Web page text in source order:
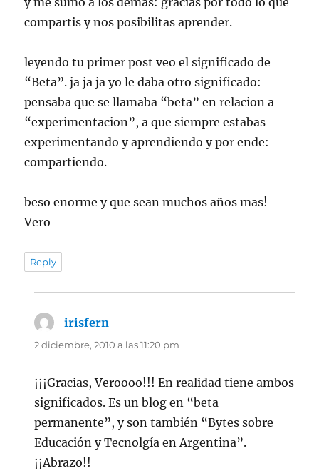
compartis y nos posibilitas aprender.
leyendo tu primer post veo el significado de
“Beta”. ja ja ja yo le daba otro significado:
pensaba que se llamaba “beta” en relacion a
“experimentacion”, a que siempre estabas
experimentando y aprendiendo y por ende:
compartiendo.
beso enorme y que sean muchos años mas!
Vero
Reply
irisfern
2 diciembre, 2010 a las 11:20 pm
¡¡¡Gracias, Veroooo!!! En realidad tiene ambos
significados. Es un blog en “beta
permanente”, y son también “Bytes sobre
Educación y Tecnolgía en Argentina”.
¡¡Abrazo!!